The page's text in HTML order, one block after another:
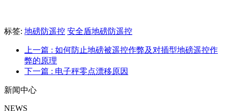
标签: 地磅防遥控 安全盾地磅防遥控
上一篇 : 如何防止地磅被遥控作弊及对插型地磅遥控作
弊的原理
下一篇 : 电子秤零点漂移原因
新闻中心
NEWS